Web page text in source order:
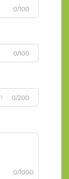
0/100
0/100
0/200
0/1000